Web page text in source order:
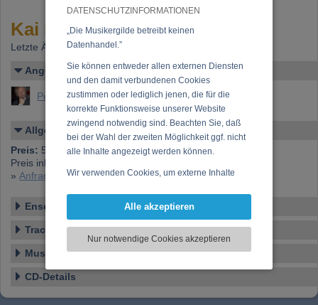
DATENSCHUTZINFORMATIONEN
„Die Musikergilde betreibt keinen
Datenhandel.”
Sie können entweder allen externen Diensten
und den damit verbundenen Cookies
zustimmen oder lediglich jenen, die für die
korrekte Funktionsweise unserer Website
zwingend notwendig sind. Beachten Sie, daß
bei der Wahl der zweiten Möglichkeit ggf. nicht
alle Inhalte angezeigt werden können.
Wir verwenden Cookies, um externe Inhalte
Funktionen für soziale Medien anbieten zu
zu analysieren. Dabei werden ggf.
Informationen zu Ihrer Verwendung unserer
soziale Medien, Werbung und Analysen
Informationen möglicherweise mit weiteren
Alle akzeptieren
Nur notwendige Cookies akzeptieren
Kai Peterson: MIX IT UP
Letzte Änderung: 07.09.2021
Angelegt von
Peterson, Kai (Kai Henry)
Allgemeines
Preis: 5,74 €
Preis inkl. 20% USt., exkl. Versandspesen (Postgebühren)
»Anfrage zu dieser CD
Ensemble
Tracklist
Musikstile
CD-Details